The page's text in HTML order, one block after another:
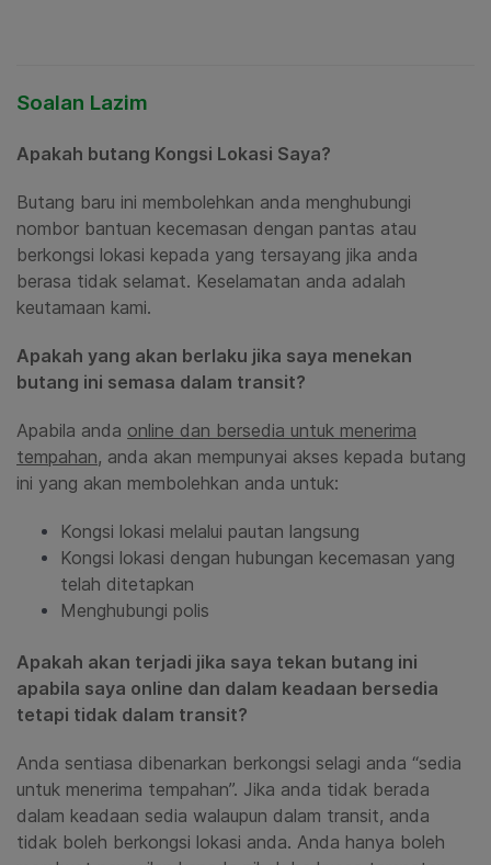
Soalan Lazim
Apakah butang Kongsi Lokasi Saya?
Butang baru ini membolehkan anda menghubungi
nombor bantuan kecemasan dengan pantas atau
berkongsi lokasi kepada yang tersayang jika anda
berasa tidak selamat. Keselamatan anda adalah
keutamaan kami.
Apakah yang akan berlaku jika saya menekan
butang ini semasa dalam transit?
Apabila anda online dan bersedia untuk menerima
tempahan, anda akan mempunyai akses kepada butang
ini yang akan membolehkan anda untuk:
Kongsi lokasi melalui pautan langsung
Kongsi lokasi dengan hubungan kecemasan yang
telah ditetapkan
Menghubungi polis
Apakah akan terjadi jika saya tekan butang ini
apabila saya online dan dalam keadaan bersedia
tetapi tidak dalam transit?
Anda sentiasa dibenarkan berkongsi selagi anda “sedia
untuk menerima tempahan”. Jika anda tidak berada
dalam keadaan sedia walaupun dalam transit, anda
tidak boleh berkongsi lokasi anda. Anda hanya boleh